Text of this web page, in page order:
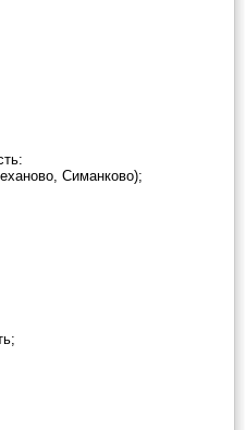
Симанково);